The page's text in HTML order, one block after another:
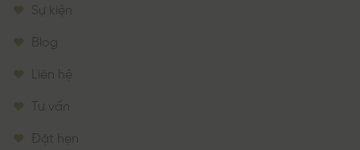
Sự kiện
Blog
Liên hệ
Tư vấn
Đặt hẹn